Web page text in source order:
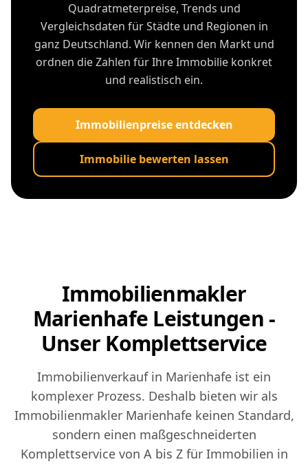
Quadratmeterpreise, Trends und
Vergleichsdaten für Städte und Regionen in
ganz Deutschland. Wir kennen den Markt und
ordnen die Zahlen für Ihre Immobilie konkret
und realistisch ein.
Immobilienpreise entdecken
Immobilie bewerten lassen
Immobilienmakler
Marienhafe Leistungen -
Unser Komplettservice
Immobilienverkauf in Marienhafe ist ein
komplexer Prozess. Deshalb bieten wir als
Immobilienmakler Marienhafe keinen Standard,
sondern einen maßgeschneiderten
Komplettservice von A bis Z für Immobilien in